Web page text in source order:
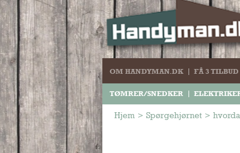
OM HANDYMAN.DK FÅ 3 TILBUD
TØMRER/SNEDKER
Hjem > Spørgehjørnet >